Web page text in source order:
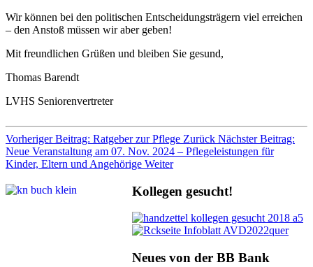
Wir können bei den politischen Entscheidungsträgern viel erreichen
– den Anstoß müssen wir aber geben!
Mit freundlichen Grüßen und bleiben Sie gesund,
Thomas Barendt
LVHS Seniorenvertreter
Vorheriger Beitrag: Ratgeber zur Pflege Zurück Nächster Beitrag:
Neue Veranstaltung am 07. Nov. 2024 – Pflegeleistungen für
Kinder, Eltern und Angehörige Weiter
Kollegen gesucht!
Neues von der BB Bank